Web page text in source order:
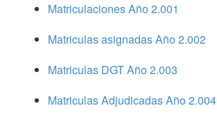
Matriculaciones Año 2.001
Matriculas asignadas Año 2.002
Matriculas DGT Año 2.003
Matriculas Adjudicadas Año 2.004